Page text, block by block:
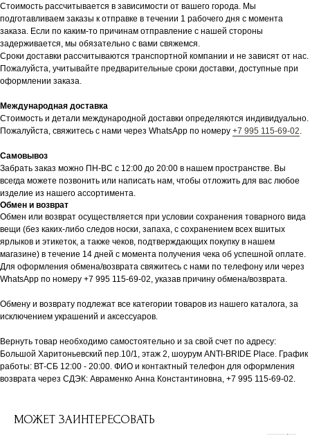
Стоимость рассчитывается в зависимости от вашего города. Мы
подготавливаем заказы к отправке в течении 1 рабочего дня с момента
заказа. Если по каким-то причинам отправление с нашей стороны
задерживается, мы обязательно с вами свяжемся.
Сроки доставки рассчитываются транспортной компании и не зависят от нас.
Пожалуйста, учитывайте предварительные сроки доставки, доступные при
оформлении заказа.
Международная доставка
Стоимость и детали международной доставки определяются индивидуально.
Пожалуйста, свяжитесь с нами через WhatsApp по номеру +7 995 115-69-02.
Самовывоз
Забрать заказ можно ПН-ВС с 12:00 до 20:00 в нашем пространстве. Вы
всегда можете позвонить или написать нам, чтобы отложить для вас любое
изделие из нашего ассортимента.
Обмен и возврат
Обмен или возврат осуществляется при условии сохранения товарного вида
вещи (без каких-либо следов носки, запаха, с сохранением всех вшитых
ярлыков и этикеток, а также чеков, подтверждающих покупку в нашем
магазине) в течение 14 дней с момента получения чека об успешной оплате.
Для оформления обмена/возврата свяжитесь с нами по телефону или через
WhatsApp по номеру +7 995 115-69-02, указав причину обмена/возврата.
Обмену и возврату подлежат все категории товаров из нашего каталога, за
исключением украшений и аксессуаров.
Вернуть товар необходимо самостоятельно и за свой счет по адресу:
Большой Харитоньевский пер.10/1, этаж 2, шоурум ANTI-BRIDE Place. График
работы: ВТ-СБ 12:00 - 20:00. ФИО и контактный телефон для оформления
возврата через СДЭК: Авраменко Анна Константиновна, +7 995 115-69-02.
МОЖЕТ ЗАИНТЕРЕСОВАТЬ